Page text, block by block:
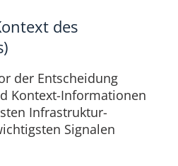
des
der Entscheidung
Kontext-Informationen
Infrastruktur-
Signalen